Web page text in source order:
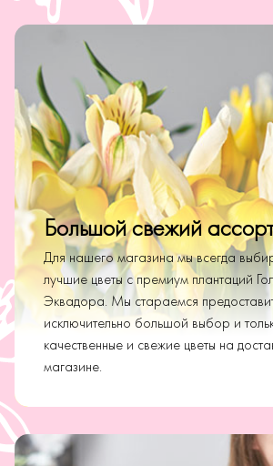
Большой свежий
Для нашего магазина мы всегда
лучшие цветы с премиум плантаций
Эквадора. Мы стараемся
исключительно большой выбор и
качественные и свежие цветы на
магазине.